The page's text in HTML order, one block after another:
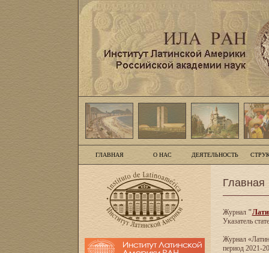
ГЛАВНАЯ О НАС ДЕЯТЕЛЬНОСТЬ
Главная
Журнал"
Указатель
Журнал
период 2021-